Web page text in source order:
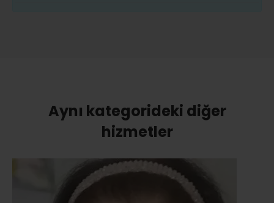
Aynı kategorideki diğer
hizmetler